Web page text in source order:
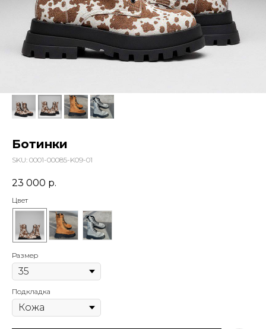
Ботинки
SKU: 0001-00085-K09-01
23 000 р.
Цвет
Размер
Подкладка